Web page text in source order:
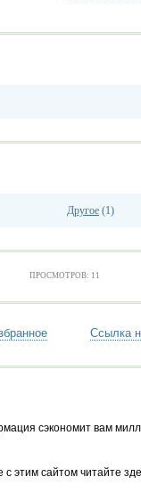
Другое (1)
ПРОСМОТРОВ: 11
Ссылка
сэкономит вам
с этим сайтом читайте